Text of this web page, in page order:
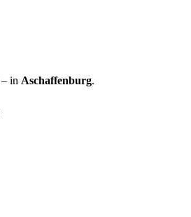
– in Aschaffenburg.